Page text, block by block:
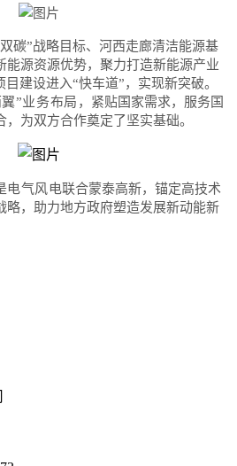
碳”战略目标、河西走廊清洁能源基
能源资源优势，聚力打造新能源产业
建设进入“快车道”，实现新突破。
”业务布局， 紧贴国家需求，服务国
为双方合作奠定了坚实基础。
电气风电联合蒙泰高新，锚定高技术
略，助力地方政府塑造发展新动能新